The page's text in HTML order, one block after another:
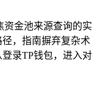
资金池来源查询的实
，指南摒弃复杂术
录TP钱包，进入对